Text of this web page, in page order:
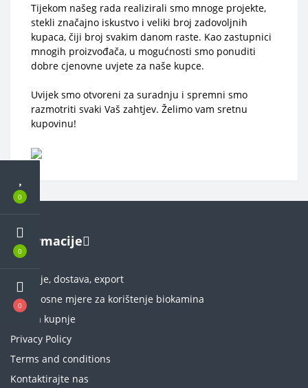
0
0
0
Tijekom našeg rada realizirali smo mnoge projekte,
stekli značajno iskustvo i veliki broj zadovoljnih
kupaca, čiji broj svakim danom raste. Kao zastupnici
mnogih proizvođača, u mogućnosti smo ponuditi
dobre cjenovne uvjete za naše kupce.
Uvijek smo otvoreni za suradnju i spremni smo
razmotriti svaki Vaš zahtjev. Želimo vam sretnu
kupovinu!
Informacije
Plaćanje, dostava, export
Sigurnosne mjere za korištenje biokamina
Pravila kupnje
Privacy Policy
Terms and conditions
Kontaktirajte nas